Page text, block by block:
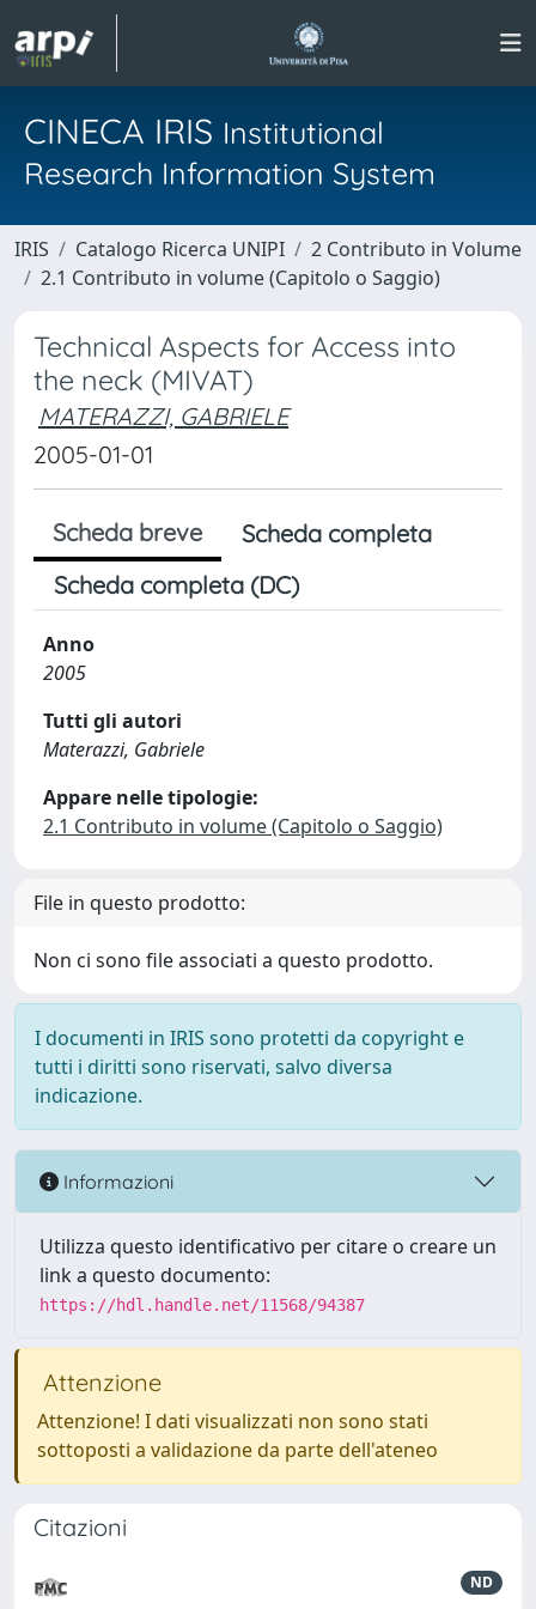
CINECA IRIS Institutional
Research Information System
IRIS Catalogo Ricerca UNIPI
2 Contributo in Volume
2.1 Contributo in volume (Capitolo o Saggio)
Technical Aspects for Access into
the neck (MIVAT)
MATERAZZI, GABRIELE
2005-01-01
Scheda breve
Scheda completa
Scheda completa (DC)
Anno
2005
Tutti gli autori
Materazzi, Gabriele
Appare nelle tipologie:
2.1 Contributo in volume (Capitolo o Saggio)
File in questo prodotto:
Non ci sono file associati a questo prodotto.
I documenti in IRIS sono protetti da copyright e
tutti i diritti sono riservati, salvo diversa
indicazione.
Informazioni
Utilizza questo identificativo per citare o creare un
link a questo documento:
https://hdl.handle.net/11568/94387
Attenzione
Attenzione! I dati visualizzati non sono stati
sottoposti a validazione da parte dell'ateneo
Citazioni
ND